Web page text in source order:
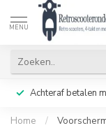
MENU
Achteraf betalen
Home /